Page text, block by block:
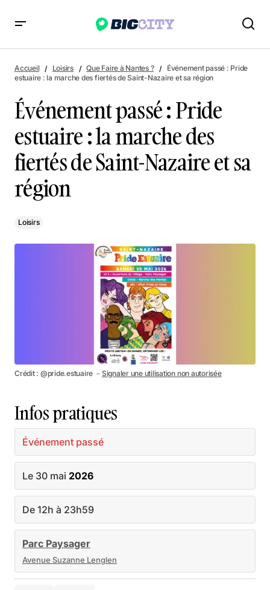
Saint-Nazaire et sa région
Accueil Loisirs Que Faire à Nantes ?
Événement passé : Pride
estuaire : la marche des fiertés de Saint-Nazaire et sa région
Événement passé : Pride
estuaire : la marche des
fiertés de Saint-Nazaire et sa
région
Loisirs
Crédit : @pride.estuaire － Signaler une utilisation non autorisée
Infos pratiques
Événement passé
Le 30 mai 2026
De 12h à 23h59
Parc Paysager
Avenue Suzanne Lenglen